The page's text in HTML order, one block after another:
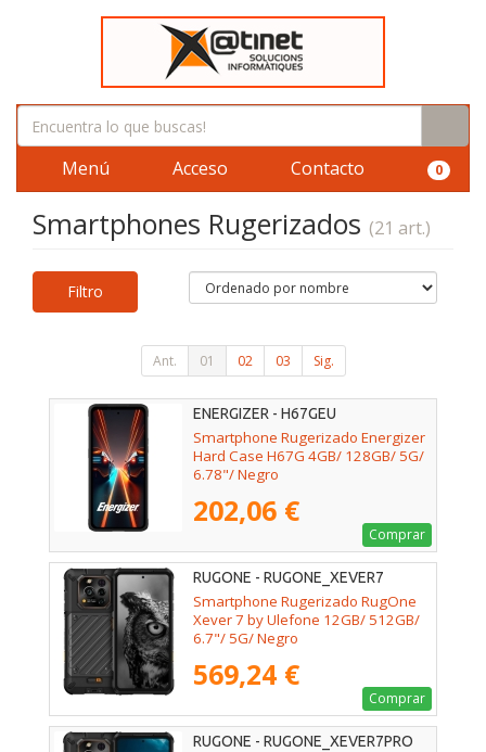
Menú Acceso Contacto 0
Smartphones Rugerizados (21 art.)
Filtro
Ant. 01 02 03 Sig.
ENERGIZER - H67GEU
Smartphone Rugerizado Energizer
Hard Case H67G 4GB/ 128GB/ 5G/
6.78"/ Negro
202,06 €
Comprar
RUGONE - RUGONE_XEVER7
Smartphone Rugerizado RugOne
Xever 7 by Ulefone 12GB/ 512GB/
6.7"/ 5G/ Negro
569,24 €
Comprar
RUGONE - RUGONE_XEVER7PRO